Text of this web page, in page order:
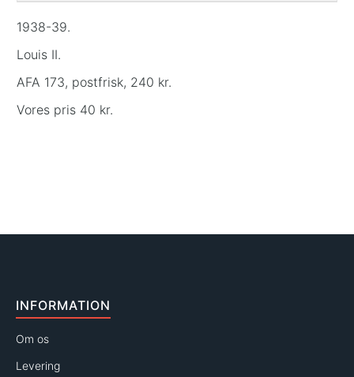
1938-39.
Louis II.
AFA 173, postfrisk, 240 kr.
Vores pris 40 kr.
INFORMATION
Om os
Levering